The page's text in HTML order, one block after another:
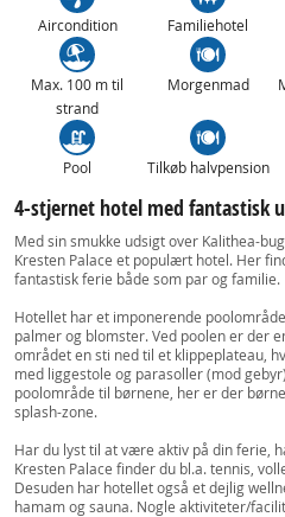
Aircondition Familiehotel
Max. 100 m til
strand
Morgenmad
Pool Tilkøb halvpension
4-stjernet hotel med fantastisk
Med sin smukke udsigt over Kalithea-
Kresten Palace et populært hotel. Her
fantastisk ferie både som par og familie.
Hotellet har et imponerende
palmer og blomster. Ved poolen er der
området en sti ned til et klippeplateau,
med liggestole og parasoller (mod
poolområde til børnene, her er der
splash-zone.
Har du lyst til at være aktiv på din ferie,
Kresten Palace finder du bl.a. tennis,
Desuden har hotellet også et dejlig
hamam og sauna. Nogle aktiviteter/